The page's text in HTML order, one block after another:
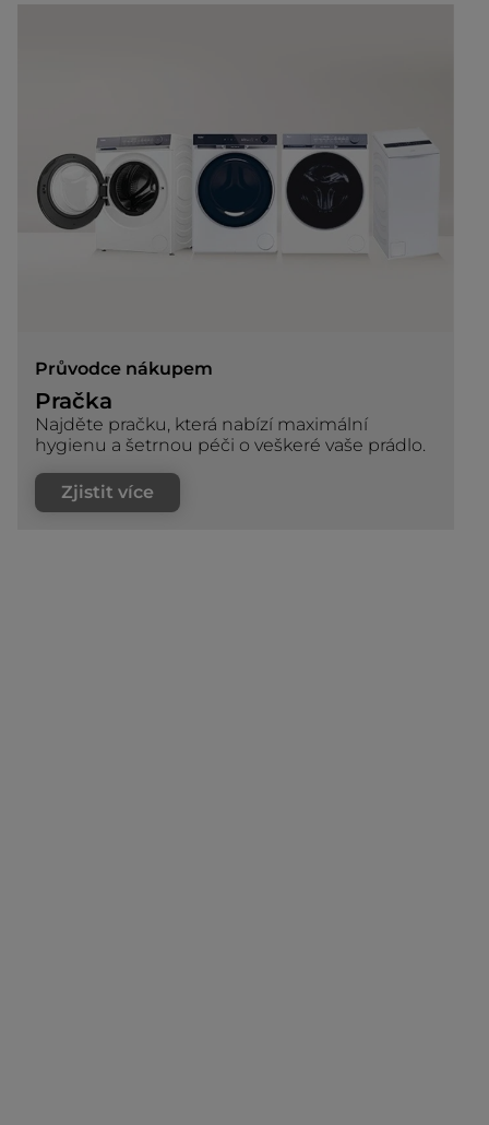
Průvodce nákupem
Pračka
Najděte pračku, která nabízí maximální
hygienu a šetrnou péči o veškeré vaše prádlo.
Zjistit více